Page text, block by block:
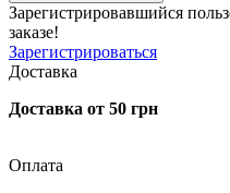
Зарегистрировавшийся
заказе!
Зарегистрироваться
Доставка
Доставка от 50 грн
Оплата